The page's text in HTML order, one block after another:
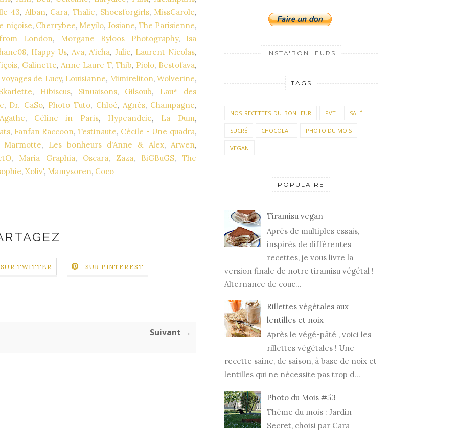
43, Alban, Cara, Thalie, Shoesforgirls, MissCarole,
niçoise, Cherrybee, Meyilo, Josiane, The Parisienne,
London, Morgane Byloos Photography, Isa
, Happy Us,Ava,A'icha, Julie, Laurent Nicolas,
, Galinette, Anne Laure T, Thib, Piolo, Bestofava,
de Lucy, Louisianne, Mimireliton, Wolverine,
, Hibiscus, Sinuaisons, Gilsoub, Lau* des
, Dr. CaSo, Photo Tuto, Chloé, Agnès, Champagne,
Agathe, Céline in Paris, Hypeandcie, La Dum,
, Fanfan Raccoon,Testinaute, Cécile - Une quadra,
Marmotte, Les bonheurs d'Anne & Alex,Arwen,
, Maria Graphia, Oscara, Zaza, BiGBuGS, The
, Xoliv', Mamysoren, Coco
SUR TWITTER SUR PINTEREST
Suivant →
INSTA'BONHEURS
TAGS
NOS_RECETTES_DU_BONHEUR PVT SALÉ
SUCRÉ CHOCOLAT PHOTO DU MOIS
VEGAN
POPULAIRE
Tiramisu vegan
Après de multiples essais,
inspirés de différentes
recettes, je vous livre la
version finale de notre tiramisu végétal !
Alternance de couc...
Rillettes végétales aux
lentilles et noix
Après le végé-pâté , voici les
rillettes végétales ! Une
recette saine, de saison, à base de noix et
lentilles qui ne nécessite pas trop d...
Photo du Mois #53
Thème du mois : Jardin
Secret, choisi par Cara